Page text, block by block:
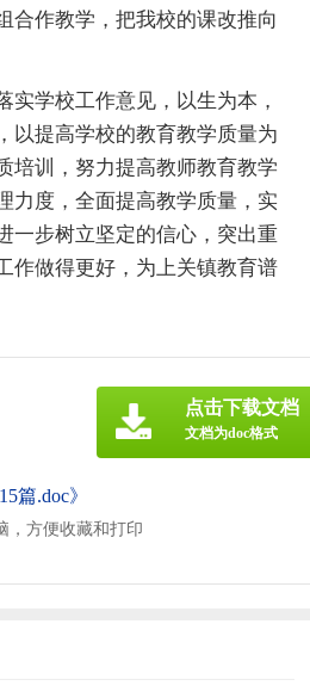
合作教学，把我校的课改推向
实学校工作意见，以生为本，
以提高学校的教育教学质量为
培训，努力提高教师教育教学
力度，全面提高教学质量，实
一步树立坚定的信心，突出重
作做得更好，为上关镇教育谱
篇.doc》
，方便收藏和打印
点击下载文档
文档为doc格式